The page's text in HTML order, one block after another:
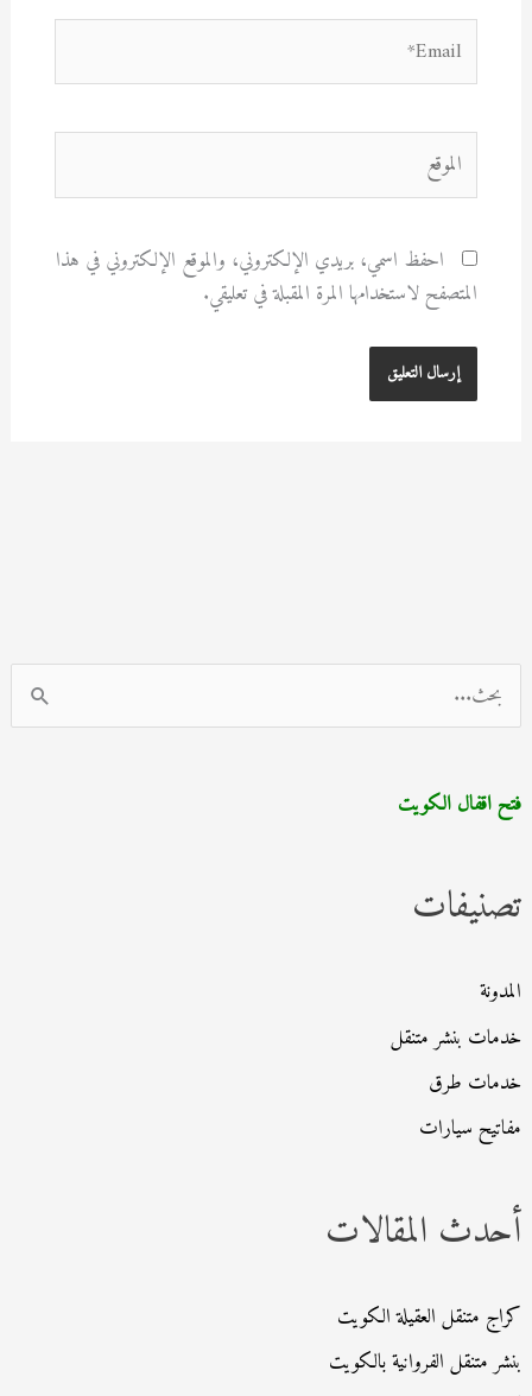
ل
ح
ع
:
فتح اقفال الكويت
تصنيفات
المدونة
خدمات بنشر متنقل
خدمات طرق
مفاتيح سيارات
أحدث المقالات
كراج متنقل العقيلة الكويت
بنشر متنقل الفروانية بالكويت
الموقع
احفظ اسمي، بريدي الإلكتروني، والموقع الإلكتروني في هذا
المتصفح لاستخدامها المرة المقبلة في تعليقي.